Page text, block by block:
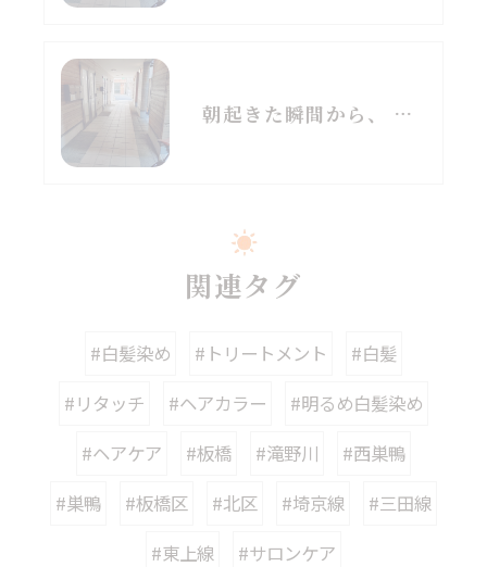
朝起きた瞬間から、 なんか頭重たい…。
関連タグ
#白髪染め #トリートメント
#白髪
#リタッチ
#ヘアカラー
#明るめ白髪染め
#ヘアケア
#板橋 #滝野川
#西巣鴨
#巣鴨
#板橋区 #北区 #埼京線
#三田線
#東上線
#サロンケア